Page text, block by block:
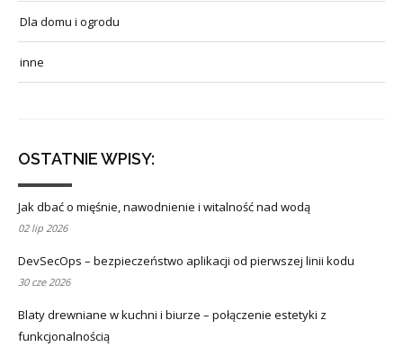
Dla domu i ogrodu
inne
OSTATNIE WPISY:
Jak dbać o mięśnie, nawodnienie i witalność nad wodą
02 lip 2026
DevSecOps – bezpieczeństwo aplikacji od pierwszej linii kodu
30 cze 2026
Blaty drewniane w kuchni i biurze – połączenie estetyki z
funkcjonalnością